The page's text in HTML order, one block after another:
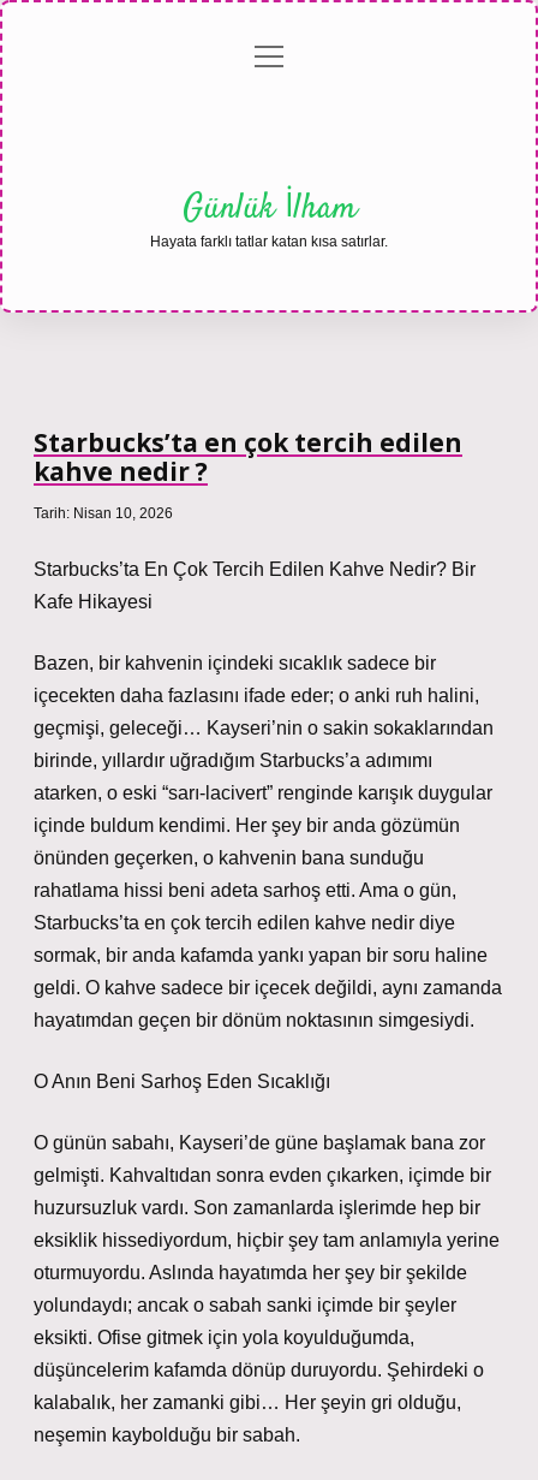
Gizlilikmenüyü
Günlük İlham
Hayata farklı tatlar katan kısa satırlar.
Starbucks’ta en çok tercih edilen
kahve nedir ?
Tarih: Nisan 10, 2026
Starbucks’ta En Çok Tercih Edilen Kahve Nedir? Bir
Kafe Hikayesi
Bazen, bir kahvenin içindeki sıcaklık sadece bir
içecekten daha fazlasını ifade eder; o anki ruh halini,
geçmişi, geleceği… Kayseri’nin o sakin sokaklarından
birinde, yıllardır uğradığım Starbucks’a adımımı
atarken, o eski “sarı-lacivert” renginde karışık duygular
içinde buldum kendimi. Her şey bir anda gözümün
önünden geçerken, o kahvenin bana sunduğu
rahatlama hissi beni adeta sarhoş etti. Ama o gün,
Starbucks’ta en çok tercih edilen kahve nedir diye
sormak, bir anda kafamda yankı yapan bir soru haline
geldi. O kahve sadece bir içecek değildi, aynı zamanda
hayatımdan geçen bir dönüm noktasının simgesiydi.
O Anın Beni Sarhoş Eden Sıcaklığı
O günün sabahı, Kayseri’de güne başlamak bana zor
gelmişti. Kahvaltıdan sonra evden çıkarken, içimde bir
huzursuzluk vardı. Son zamanlarda işlerimde hep bir
eksiklik hissediyordum, hiçbir şey tam anlamıyla yerine
oturmuyordu. Aslında hayatımda her şey bir şekilde
yolundaydı; ancak o sabah sanki içimde bir şeyler
eksikti. Ofise gitmek için yola koyulduğumda,
düşüncelerim kafamda dönüp duruyordu. Şehirdeki o
kalabalık, her zamanki gibi… Her şeyin gri olduğu,
neşemin kaybolduğu bir sabah.